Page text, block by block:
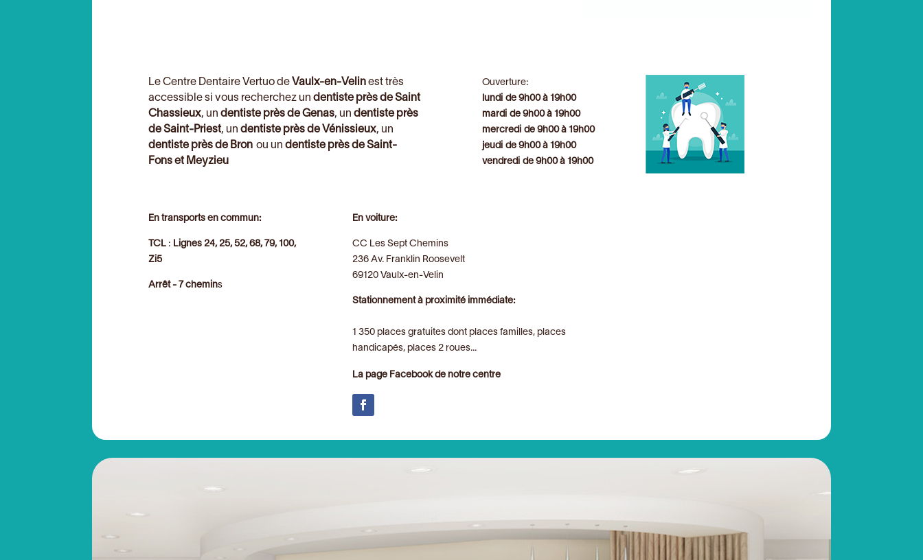
Le Centre Dentaire Vertuo de Vaulx-en-Velin est très
accessible si vous recherchez undentiste près de Saint
Chassieux, undentiste près de Genas, undentiste près
de Saint-Priest, undentiste près de Vénissieux, un
dentiste près de Bron ou undentiste près de Saint-
Fons et Meyzieu
Ouverture:
lundi de 9h00 à 19h00
mardi de 9h00 à 19h00
mercredi de 9h00 à 19h00
jeudi de 9h00 à 19h00
vendredi de 9h00 à 19h00
En transports en commun:
TCL : Lignes 24, 25, 52, 68, 79, 100,
Zi5
Arrêt - 7 chemins
En voiture:
CC Les Sept Chemins
236 Av. Franklin Roosevelt
69120 Vaulx-en-Velin
Stationnement à proximité immédiate:
1 350 places gratuites dont places familles, places
handicapés, places 2 roues...
La page Facebook de notre centre